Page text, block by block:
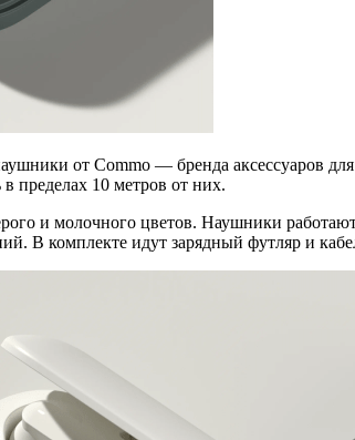
от Commo — бренда аксессуаров
пределах 10 метров от них.
и молочного цветов. Наушники
В комплекте идут зарядный футляр и